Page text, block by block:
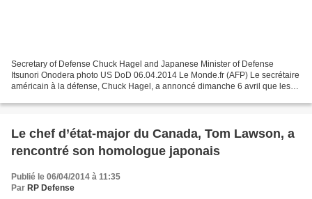
Secretary of Defense Chuck Hagel and Japanese Minister of Defense
Itsunori Onodera photo US DoD 06.04.2014 Le Monde.fr (AFP) Le secrétaire
américain à la défense, Chuck Hagel, a annoncé dimanche 6 avril que les
Le chef d’état-major du Canada, Tom Lawson, a
rencontré son homologue japonais
Publié le 06/04/2014 à 11:35
Par RP Defense